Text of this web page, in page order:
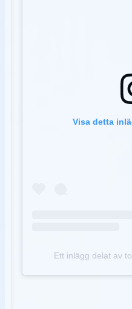
Visa detta
Ett inlägg delat av